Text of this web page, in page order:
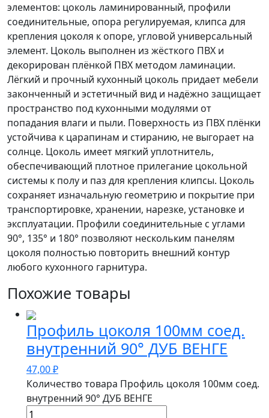
элементов: цоколь ламинированный, профили
соединительные, опора регулируемая, клипса для
крепления цоколя к опоре, угловой универсальный
элемент. Цоколь выполнен из жёсткого ПВХ и
декорирован плёнкой ПВХ методом ламинации.
Лёгкий и прочный кухонный цоколь придает мебели
законченный и эстетичный вид и надёжно защищает
пространство под кухонными модулями от
попадания влаги и пыли. Поверхность из ПВХ плёнки
устойчива к царапинам и стиранию, не выгорает на
солнце. Цоколь имеет мягкий уплотнитель,
обеспечивающий плотное прилегание цокольной
системы к полу и паз для крепления клипсы. Цоколь
сохраняет изначальную геометрию и покрытие при
транспортировке, хранении, нарезке, установке и
эксплуатации. Профили соединительные с углами
90°, 135° и 180° позволяют нескольким панелям
цоколя полностью повторить внешний контур
любого кухонного гарнитура.
Похожие товары
Профиль цоколя 100мм соед.
внутренний 90° ДУБ ВЕНГЕ
47,00₽
Количество товара Профиль цоколя 100мм соед.
внутренний 90° ДУБ ВЕНГЕ